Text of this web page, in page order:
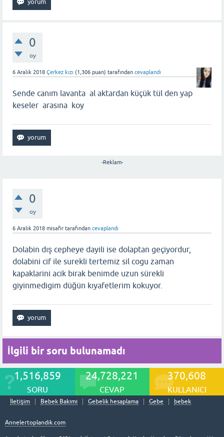
0
oy
6 Aralık 2018 Çerkez kızı (1,306 puan) tarafından cevaplandı
Sende canım lavanta al aktardan küçük tül den yap
keseler arasına koy
-Reklam-
0
oy
6 Aralık 2018 misafir tarafından cevaplandı
Dolabin dış cepheye dayili ise dolaptan geçiyordur,
dolabini cif ile surekli tertemiz sil cogu zaman
kapaklarini acik birak benimde uzun sürekli
giyinmedigim düğün kıyafetlerim kokuyor.
İlgili bir soru bulunamadı
1,516,859
SORU
24,728,221
CEVAP
370,608
KULLANICI
İletişim Bebek Bakımı Gebelik hesaplama Gebe bebek
Annelertoplandik.com